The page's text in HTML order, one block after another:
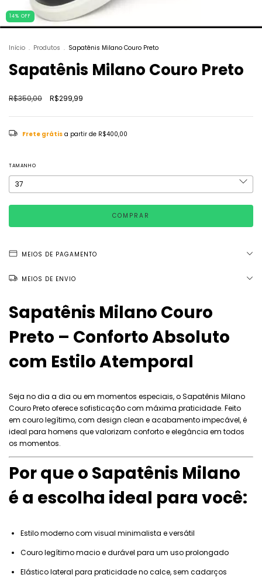
14% OFF
Início . Produtos . Sapatênis Milano Couro Preto
Sapatênis Milano Couro Preto
R$350,00 R$299,99
Frete grátis a partir de R$400,00
TAMANHO
MEIOS DE PAGAMENTO
MEIOS DE ENVIO
Sapatênis Milano Couro
Preto – Conforto Absoluto
com Estilo Atemporal
Seja no dia a dia ou em momentos especiais, o Sapatênis Milano
Couro Preto oferece sofisticação com máxima praticidade. Feito
em couro legítimo, com design clean e acabamento impecável, é
ideal para homens que valorizam conforto e elegância em todos
os momentos.
Por que o Sapatênis Milano
é a escolha ideal para você:
Estilo moderno com visual minimalista e versátil
Couro legítimo macio e durável para um uso prolongado
Elástico lateral para praticidade no calce, sem cadarços